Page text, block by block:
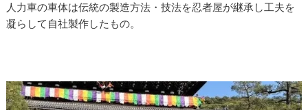
人力車の車体は伝統の製造方法・技法を忍者屋が継承し工夫を
凝らして自社製作したもの。